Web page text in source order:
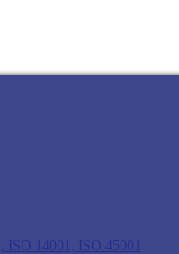
ISO 14001, ISO 45001